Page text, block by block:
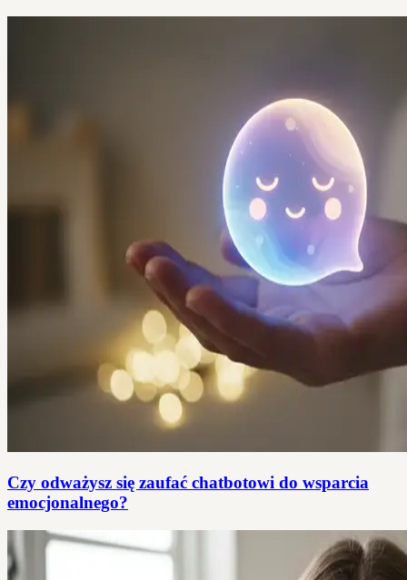
Czy odważysz się zaufać chatbotowi do wsparcia
emocjonalnego?